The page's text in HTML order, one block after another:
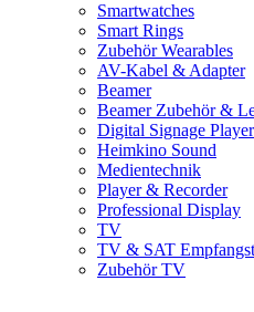
Smartwatches
Smart Rings
Zubehör Wearables
AV-Kabel & Adapter
Beamer
Beamer Zubehör &
Digital Signage Player
Heimkino Sound
Medientechnik
Player & Recorder
Professional Display
TV
TV & SAT
Zubehör TV